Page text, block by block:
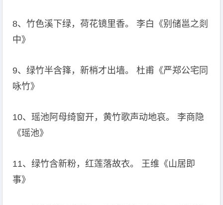
8、竹色溪下绿，荷花镜里香。 李白《别储邕之剡
中》
9、绿竹半含箨，新梢才出墙。 杜甫《严郑公宅同
咏竹》
10、瑶池阿母绮窗开，黄竹歌声动地哀。 李商隐
《瑶池》
11、绿竹含新粉，红莲落故衣。 王维《山居即
事》